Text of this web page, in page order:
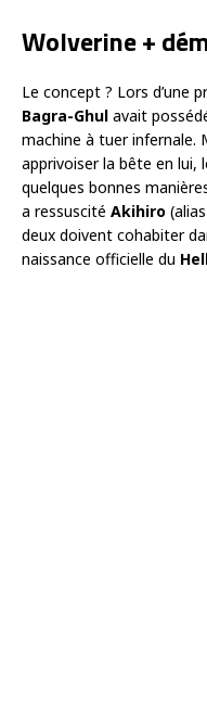
Wolverine +
Le concept ? Lors d’une
Bagra-Ghul avait
machine à tuer infernale.
apprivoiser la bête en lui,
quelques bonnes
a ressuscité Akihiro
deux doivent cohabiter
naissance officielle du